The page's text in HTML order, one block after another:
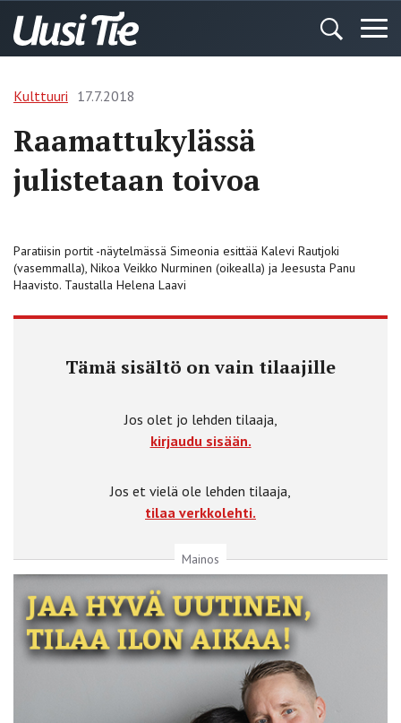
Kulttuuri 17.7.2018
Raamattukylässä
julistetaan toivoa
Paratiisin portit -näytelmässä Simeonia esittää Kalevi Rautjoki
(vasemmalla), Nikoa Veikko Nurminen (oikealla) ja Jeesusta Panu
Haavisto. Taustalla Helena Laavi
Tämä sisältö on vain tilaajille
Jos olet jo lehden tilaaja,
kirjaudu sisään.
Jos et vielä ole lehden tilaaja,
tilaa verkkolehti.
Mainos